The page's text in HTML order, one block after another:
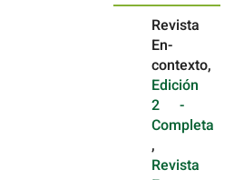
Revista
En-
contexto,
Edición
2 -
Completa
,
Revista